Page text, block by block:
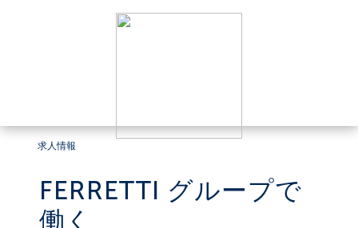
求人情報
FERRETTI グループで
働く